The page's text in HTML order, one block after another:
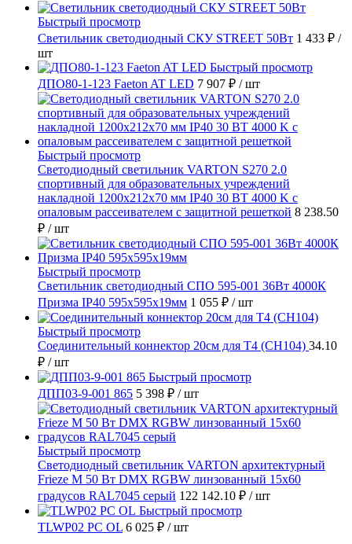
Быстрый просмотр
Светильник светодиодный СКУ STREET 50Вт 1 433 ₽ /
шт
Быстрый просмотр
ДПО80-1-123 Faeton AT LED 7 907 ₽ / шт
Быстрый просмотр
Светодиодный светильник VARTON S270 2.0
спортивный для образовательных учреждений
накладной 1200х212х70 мм IP40 30 ВТ 4000 K с
опаловым рассеивателем с защитной решеткой 8 238.50
₽ / шт
Быстрый просмотр
Светильник светодиодный СПО 595-001 36Вт 4000К
Призма IP40 595х595х19мм 1 055 ₽ / шт
Быстрый просмотр
Соединительный коннектор 20см для T4 (СН104) 34.10
₽ / шт
Быстрый просмотр
ДПП03-9-001 865 5 398 ₽ / шт
Быстрый просмотр
Светодиодный светильник VARTON архитектурный
Frieze M 50 Вт DMX RGBW линзованный 15x60
градусов RAL7045 серый 122 142.10 ₽ / шт
Быстрый просмотр
TLWP02 PC OL 6 025 ₽ / шт